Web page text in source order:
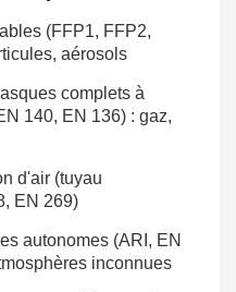
(FFP1, FFP2,
aérosols
complets à
140, EN 136) : gaz,
d'air (tuyau
EN 269)
autonomes (ARI, EN
inconnues